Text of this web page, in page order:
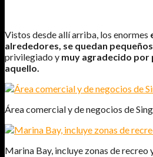
Vistos desde allí arriba, los enormes
alrededores, se quedan pequeños
privilegiado y muy agradecido
aquello.
Área comercial y de negocios de
Marina Bay, incluye zonas de recreo